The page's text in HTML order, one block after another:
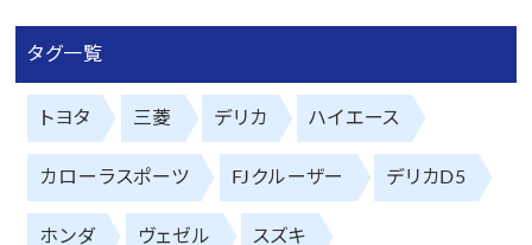
タグ一覧
トヨタ 三菱 デリカ ハイエース
カローラスポーツ FJクルーザー デリカD5
ホンダ ヴェゼル スズキ